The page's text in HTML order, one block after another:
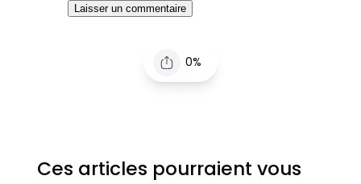
0%
Ces articles pourraient vous